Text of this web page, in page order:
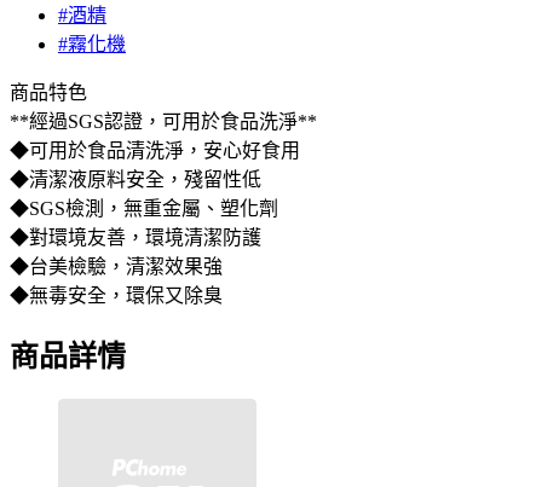
#酒精
#霧化機
商品特色
**經過SGS認證，可用於食品洗淨**
◆可用於食品清洗淨，安心好食用
◆清潔液原料安全，殘留性低
◆SGS檢測，無重金屬、塑化劑
◆對環境友善，環境清潔防護
◆台美檢驗，清潔效果強
◆無毒安全，環保又除臭
商品詳情